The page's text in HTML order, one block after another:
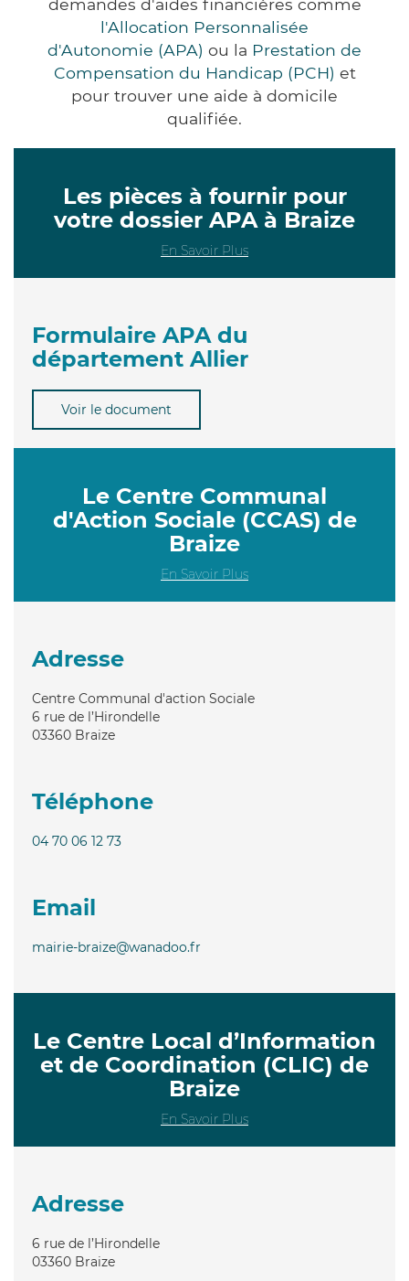
demandes d'aides financières comme
l'Allocation Personnalisée
d'Autonomie (APA) ou la Prestation de
Compensation du Handicap (PCH) et
pour trouver une aide à domicile
qualifiée.
Les pièces à fournir pour
votre dossier APA à Braize
En Savoir Plus
Formulaire APA du
département Allier
Voir le document
Le Centre Communal
d'Action Sociale (CCAS) de
Braize
En Savoir Plus
Adresse
Centre Communal d'action Sociale
6 rue de l’Hirondelle
03360 Braize
Téléphone
04 70 06 12 73
Email
mairie-braize@wanadoo.fr
Le Centre Local d’Information
et de Coordination (CLIC) de
Braize
En Savoir Plus
Adresse
6 rue de l’Hirondelle
03360 Braize